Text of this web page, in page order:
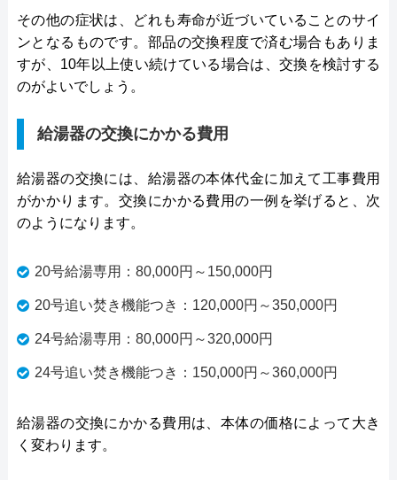
その他の症状は、どれも寿命が近づいていることのサイ
ンとなるものです。部品の交換程度で済む場合もありま
すが、10年以上使い続けている場合は、交換を検討する
のがよいでしょう。
給湯器の交換にかかる費用
給湯器の交換には、給湯器の本体代金に加えて工事費用
がかかります。交換にかかる費用の一例を挙げると、次
のようになります。
20号給湯専用：80,000円～150,000円
20号追い焚き機能つき：120,000円～350,000円
24号給湯専用：80,000円～320,000円
24号追い焚き機能つき：150,000円～360,000円
給湯器の交換にかかる費用は、本体の価格によって大き
く変わります。